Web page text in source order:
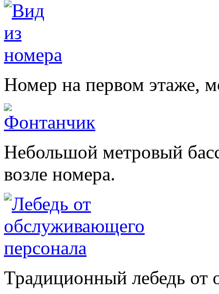
Номер на первом этаже,
Небольшой метровый
возле номера.
Традиционный лебедь от